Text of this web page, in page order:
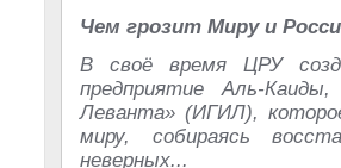
Чем грозит Миру и
В своё время ЦРУ
предприятие Аль-
Леванта» (ИГИЛ),
миру, собираясь
неверных...